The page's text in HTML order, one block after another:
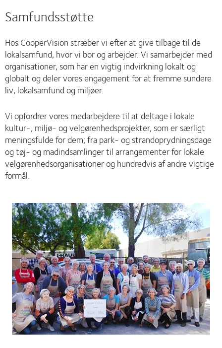
Samfundsstøtte
Hos CooperVision stræber vi efter at give tilbage til de
lokalsamfund, hvor vi bor og arbejder. Vi samarbejder med
organisationer, som har en vigtig indvirkning lokalt og
globalt og deler vores engagement for at fremme sundere
liv, lokalsamfund og miljøer.
Vi opfordrer vores medarbejdere til at deltage i lokale
kultur-, miljø- og velgørenhedsprojekter, som er særligt
meningsfulde for dem; fra park- og strandoprydningsdage
og tøj- og madindsamlinger til arrangementer for lokale
velgørenhedsorganisationer og hundredvis af andre vigtige
formål.